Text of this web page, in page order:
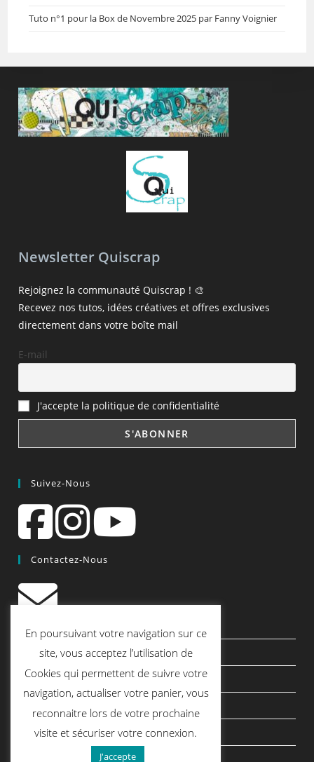
Tuto n°1 pour la Box de Novembre 2025 par Fanny Voignier
Newsletter Quiscrap
Rejoignez la communauté Quiscrap ! 🎨
Recevez nos tutos, idées créatives et offres exclusives
directement dans votre boîte mail
E-mail
J'accepte la politique de confidentialité
Suivez-Nous
Contactez-Nous
contact@quiscrap.fr
Les Fiches Techniques et les Tutos
Le Blog
Conditions générales de vente
Mentions légales
Politique de confidentialité
En poursuivant votre navigation sur ce
site, vous acceptez l’utilisation de
Cookies qui permettent de suivre votre
navigation, actualiser votre panier, vous
reconnaitre lors de votre prochaine
visite et sécuriser votre connexion.
J'accepte